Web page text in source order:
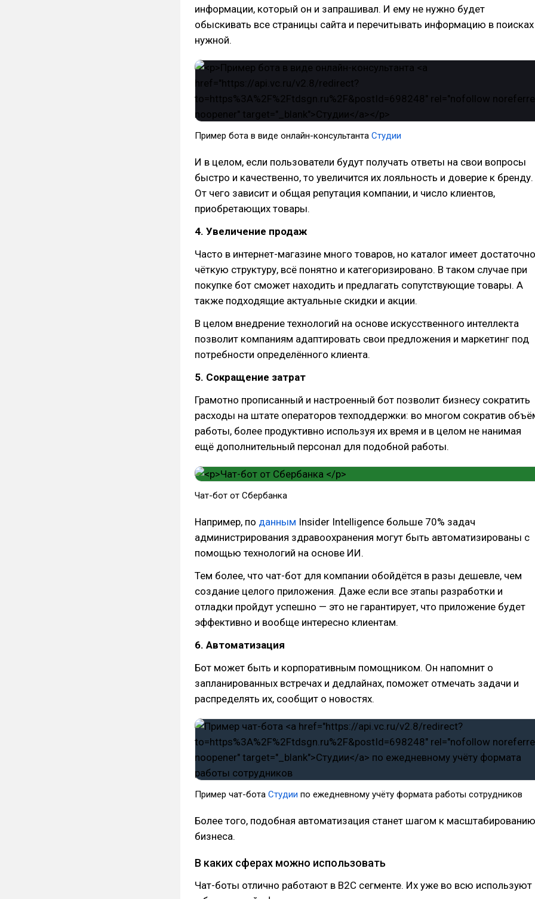
информации, который он и запрашивал. И ему не нужно будет
обыскивать все страницы сайта и перечитывать информацию в поисках
нужной.
Пример бота в виде онлайн-консультанта Студии
И в целом, если пользователи будут получать ответы на свои вопросы
быстро и качественно, то увеличится их лояльность и доверие к бренду.
От чего зависит и общая репутация компании, и число клиентов,
приобретающих товары.
4. Увеличение продаж
Часто в интернет-магазине много товаров, но каталог имеет достаточно
чёткую структуру, всё понятно и категоризировано. В таком случае при
покупке бот сможет находить и предлагать сопутствующие товары. А
также подходящие актуальные скидки и акции.
В целом внедрение технологий на основе искусственного интеллекта
позволит компаниям адаптировать свои предложения и маркетинг под
потребности определённого клиента.
5. Сокращение затрат
Грамотно прописанный и настроенный бот позволит бизнесу сократить
расходы на штате операторов техподдержки: во многом сократив
работы, более продуктивно используя их время и в целом не нанимая
ещё дополнительный персонал для подобной работы.
Чат-бот от Сбербанка
Например, по данным Insider Intelligence больше 70% задач
администрирования здравоохранения могут быть автоматизированы с
помощью технологий на основе ИИ.
Тем более, что чат-бот для компании обойдётся в разы дешевле, чем
создание целого приложения. Даже если все этапы разработки и
отладки пройдут успешно — это не гарантирует, что приложение будет
эффективно и вообще интересно клиентам.
6. Автоматизация
Бот может быть и корпоративным помощником. Он напомнит о
запланированных встречах и дедлайнах, поможет отмечать задачи и
распределять их, сообщит о новостях.
Пример чат-бота Студии по ежедневному учёту формата работы сотрудников
Более того, подобная автоматизация станет шагом к масштабированию
бизнеса.
В каких сферах можно использовать
Чат-боты отлично работают в B2C сегменте. Их уже во всю используют